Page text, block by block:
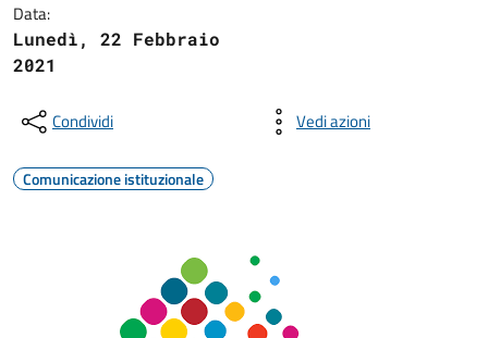
Data:
Lunedì, 22 Febbraio
2021
Condividi Vedi azioni
Comunicazione istituzionale